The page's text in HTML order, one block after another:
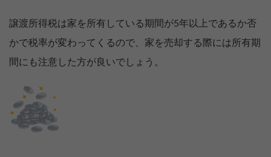
譲渡所得税は家を所有している期間が5年以上であるか否
かで税率が変わってくるので、家を売却する際には所有期
間にも注意した方が良いでしょう。